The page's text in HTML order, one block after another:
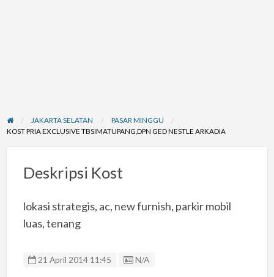
JAKARTA SELATAN
PASAR MINGGU
KOST PRIA EXCLUSIVE TBSIMATUPANG,DPN GED NESTLE ARKADIA
Deskripsi Kost
lokasi strategis, ac, new furnish, parkir mobil
luas, tenang
21 April 2014 11:45 Listing ID
N/A